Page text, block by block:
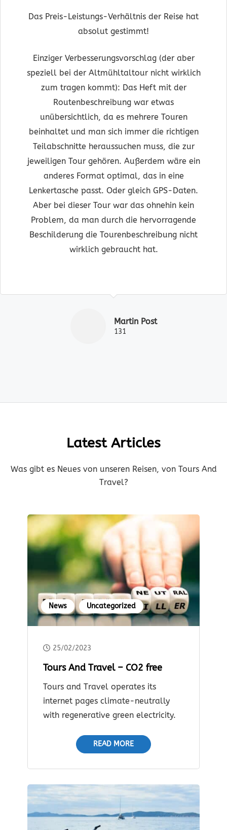
Das Preis-Leistungs-Verhältnis der Reise hat
absolut gestimmt!
Einziger Verbesserungsvorschlag (der aber
speziell bei der Altmühltaltour nicht wirklich
zum tragen kommt): Das Heft mit der
Routenbeschreibung war etwas
unübersichtlich, da es mehrere Touren
beinhaltet und man sich immer die richtigen
Teilabschnitte heraussuchen muss, die zur
jeweiligen Tour gehören. Außerdem wäre ein
anderes Format optimal, das in eine
Lenkertasche passt. Oder gleich GPS-Daten.
Aber bei dieser Tour war das ohnehin kein
Problem, da man durch die hervorragende
Beschilderung die Tourenbeschreibung nicht
wirklich gebraucht hat.
Martin Post
131
Latest Articles
Was gibt es Neues von unseren Reisen, von Tours And
Travel?
News Uncategorized
25/02/2023
Tours And Travel – CO2 free
Tours and Travel operates its
internet pages climate-neutrally
with regenerative green electricity.
READ MORE